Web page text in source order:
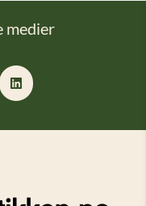
medier